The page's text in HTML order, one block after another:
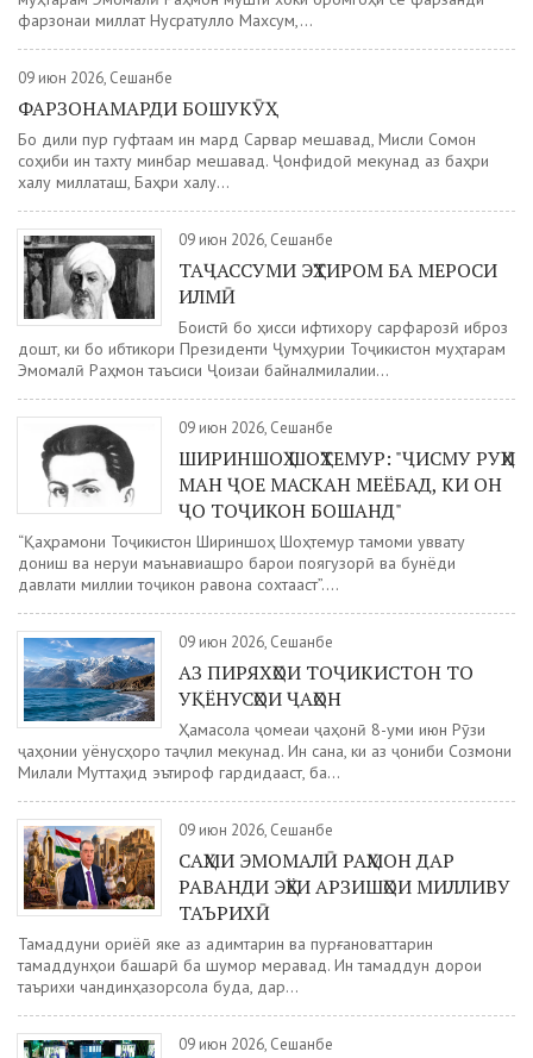
фарзонаи миллат Нусратулло Махсум,...
09 июн 2026, Сешанбе
ФАРЗОНАМАРДИ БОШУКӮҲ
Бо дили пур гуфтаам ин мард Сарвар мешавад, Мисли Сомон
соҳиби ин тахту минбар мешавад. Ҷонфидоӣ мекунад аз баҳри
халқу миллаташ, Баҳри халқу...
09 июн 2026, Сешанбе
ТАҶАССУМИ ЭҲТИРОМ БА МЕРОСИ
ИЛМӢ
Боистӣ бо ҳисси ифтихору сарфарозӣ иброз
дошт, ки бо ибтикори Президенти Ҷумҳурии Тоҷикистон муҳтарам
Эмомалӣ Раҳмон таъсиси Ҷоизаи байналмилалии...
09 июн 2026, Сешанбе
ШИРИНШОҲ ШОҲТЕМУР: "ҶИСМУ РУҲИ
МАН ҶОЕ МАСКАН МЕЁБАД, КИ ОН
ҶО ТОҶИКОН БОШАНД"
“Қаҳрамони Тоҷикистон Шириншоҳ Шоҳтемур тамоми қуввату
дониш ва неруи маънавиашро барои поягузорӣ ва бунёди
давлати миллии тоҷикон равона сохтааст”....
09 июн 2026, Сешанбе
АЗ ПИРЯХҲОИ ТОҶИКИСТОН ТО
УҚЁНУСҲОИ ҶАҲОН
Ҳамасола ҷомеаи ҷаҳонӣ 8-уми июн Рӯзи
ҷаҳонии уқёнусҳоро таҷлил мекунад. Ин сана, ки аз ҷониби Созмони
Милали Муттаҳид эътироф гардидааст, ба...
09 июн 2026, Сешанбе
САҲМИ ЭМОМАЛӢ РАҲМОН ДАР
РАВАНДИ ЭҲЁИ АРЗИШҲОИ МИЛЛИВУ
ТАЪРИХӢ
Тамаддуни ориёӣ яке аз қадимтарин ва пурғановаттарин
тамаддунҳои башарӣ ба шумор меравад. Ин тамаддун дорои
таърихи чандинҳазорсола буда, дар...
09 июн 2026, Сешанбе